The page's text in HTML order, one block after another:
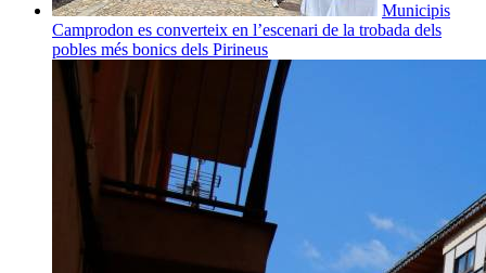
Municipis
Camprodon es converteix en l’escenari de la trobada dels
pobles més bonics dels Pirineus